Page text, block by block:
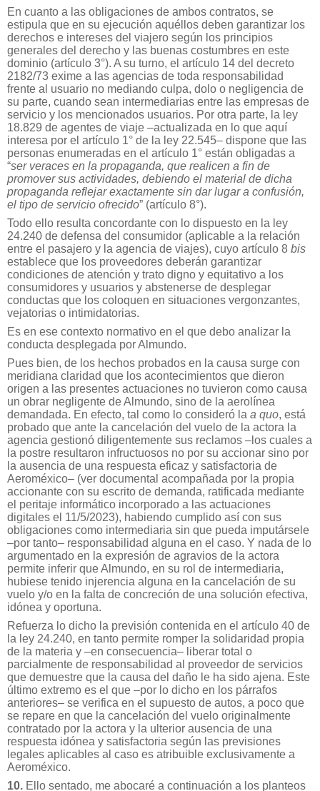
En cuanto a las obligaciones de ambos contratos, se
estipula que en su ejecución aquéllos deben garantizar los
derechos e intereses del viajero según los principios
generales del derecho y las buenas costumbres en este
dominio (artículo 3°). A su turno, el artículo 14 del decreto
2182/73 exime a las agencias de toda responsabilidad
frente al usuario no mediando culpa, dolo o negligencia de
su parte, cuando sean intermediarias entre las empresas de
servicio y los mencionados usuarios. Por otra parte, la ley
18.829 de agentes de viaje –actualizada en lo que aquí
interesa por el artículo 1° de la ley 22.545– dispone que las
personas enumeradas en el artículo 1° están obligadas a
“ser veraces en la propaganda, que realicen a fin de
promover sus actividades, debiendo el material de dicha
propaganda reflejar exactamente sin dar lugar a confusión,
el tipo de servicio ofrecido” (artículo 8°).
Todo ello resulta concordante con lo dispuesto en la ley
24.240 de defensa del consumidor (aplicable a la relación
entre el pasajero y la agencia de viajes), cuyo artículo 8 bis
establece que los proveedores deberán garantizar
condiciones de atención y trato digno y equitativo a los
consumidores y usuarios y abstenerse de desplegar
conductas que los coloquen en situaciones vergonzantes,
vejatorias o intimidatorias.
Es en ese contexto normativo en el que debo analizar la
conducta desplegada por Almundo.
Pues bien, de los hechos probados en la causa surge con
meridiana claridad que los acontecimientos que dieron
origen a las presentes actuaciones no tuvieron como causa
un obrar negligente de Almundo, sino de la aerolínea
demandada. En efecto, tal como lo consideró la a quo, está
probado que ante la cancelación del vuelo de la actora la
agencia gestionó diligentemente sus reclamos –los cuales a
la postre resultaron infructuosos no por su accionar sino por
la ausencia de una respuesta eficaz y satisfactoria de
Aeroméxico– (ver documental acompañada por la propia
accionante con su escrito de demanda, ratificada mediante
el peritaje informático incorporado a las actuaciones
digitales el 11/5/2023), habiendo cumplido así con sus
obligaciones como intermediaria sin que pueda imputársele
–por tanto– responsabilidad alguna en el caso. Y nada de lo
argumentado en la expresión de agravios de la actora
permite inferir que Almundo, en su rol de intermediaria,
hubiese tenido injerencia alguna en la cancelación de su
vuelo y/o en la falta de concreción de una solución efectiva,
idónea y oportuna.
Refuerza lo dicho la previsión contenida en el artículo 40 de
la ley 24.240, en tanto permite romper la solidaridad propia
de la materia y –en consecuencia– liberar total o
parcialmente de responsabilidad al proveedor de servicios
que demuestre que la causa del daño le ha sido ajena. Este
último extremo es el que –por lo dicho en los párrafos
anteriores– se verifica en el supuesto de autos, a poco que
se repare en que la cancelación del vuelo originalmente
contratado por la actora y la ulterior ausencia de una
respuesta idónea y satisfactoria según las previsiones
legales aplicables al caso es atribuible exclusivamente a
Aeroméxico.
10. Ello sentado, me abocaré a continuación a los planteos